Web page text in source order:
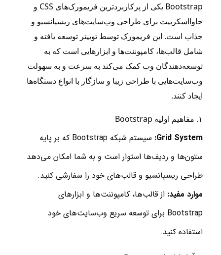
Bootstrap یکی از پرکاربردترین فریمورک‌های CSS و
جاوااسکریپت برای طراحی وب‌سایت‌های ریسپانسیو و
جذاب است. این فریمورک توسط توییتر توسعه یافته و
شامل قالب‌ها، کامپوننت‌ها و ابزارهایی است که به
توسعه‌دهندگان وب کمک می‌کند به سرعت و به سهولت
وب‌سایت‌هایی با طراحی زیبا و سازگار با انواع دستگاه‌ها
ایجاد کنند.
۱. مفاهیم اولیه Bootstrap
Grid System:
سیستم شبکه Bootstrap که بر پایه
ستون‌ها و ردیف‌ها استوار است و به شما امکان می‌دهد
طراحی ریسپانسیو و قالب‌های خود را سفارشی کنید.
موارد مفید: از قالب‌ها، کامپوننت‌ها و ابزارهای
Bootstrap برای توسعه سریع وب‌سایت‌های خود
استفاده کنید.